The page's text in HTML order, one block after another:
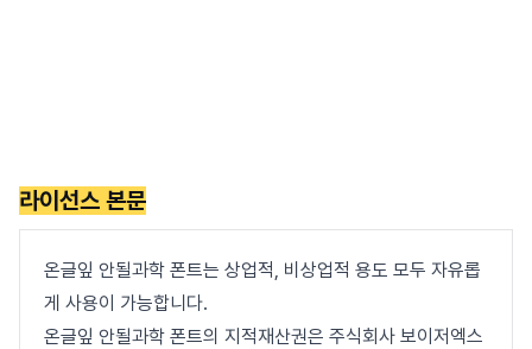
라이선스 본문
온글잎 안될과학 폰트는 상업적, 비상업적 용도 모두 자유롭
게 사용이 가능합니다.
온글잎 안될과학 폰트의 지적재산권은 주식회사 보이저엑스